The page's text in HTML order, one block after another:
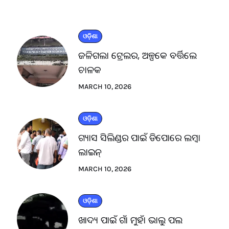
ଓଡ଼ିଶା
ଜଳିଗଲା ଟ୍ରେଲର, ଅଳ୍ପକେ ବର୍ତ୍ତିଲେ
ଚାଳକ
MARCH 10, 2026
ଓଡ଼ିଶା
ଗ୍ୟାସ ସିଲିଣ୍ଡର ପାଇଁ ଡିପୋରେ ଲମ୍ବା
ଲାଇନ୍
MARCH 10, 2026
ଓଡ଼ିଶା
ଖାଦ୍ୟ ପାଇଁ ଗାଁ ମୁହାଁ ଭାଲୁ ପଲ